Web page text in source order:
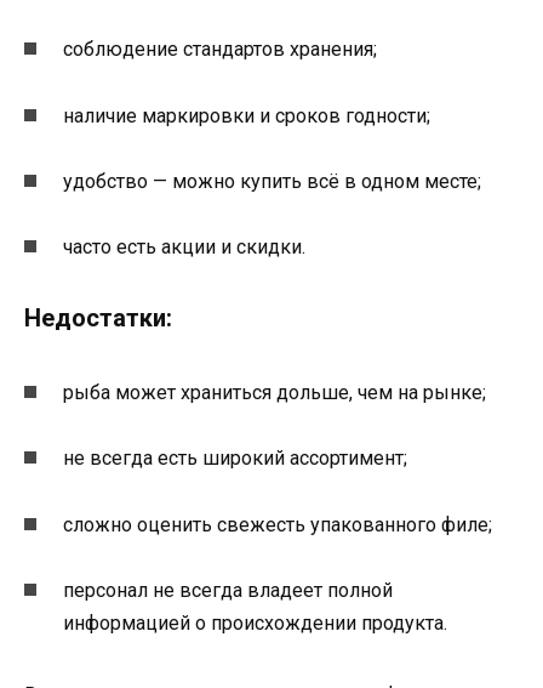
соблюдение стандартов хранения;
наличие маркировки и сроков годности;
удобство — можно купить всё в одном месте;
часто есть акции и скидки.
Недостатки:
рыба может храниться дольше, чем на рынке;
не всегда есть широкий ассортимент;
сложно оценить свежесть упакованного филе;
персонал не всегда владеет полной
информацией о происхождении продукта.